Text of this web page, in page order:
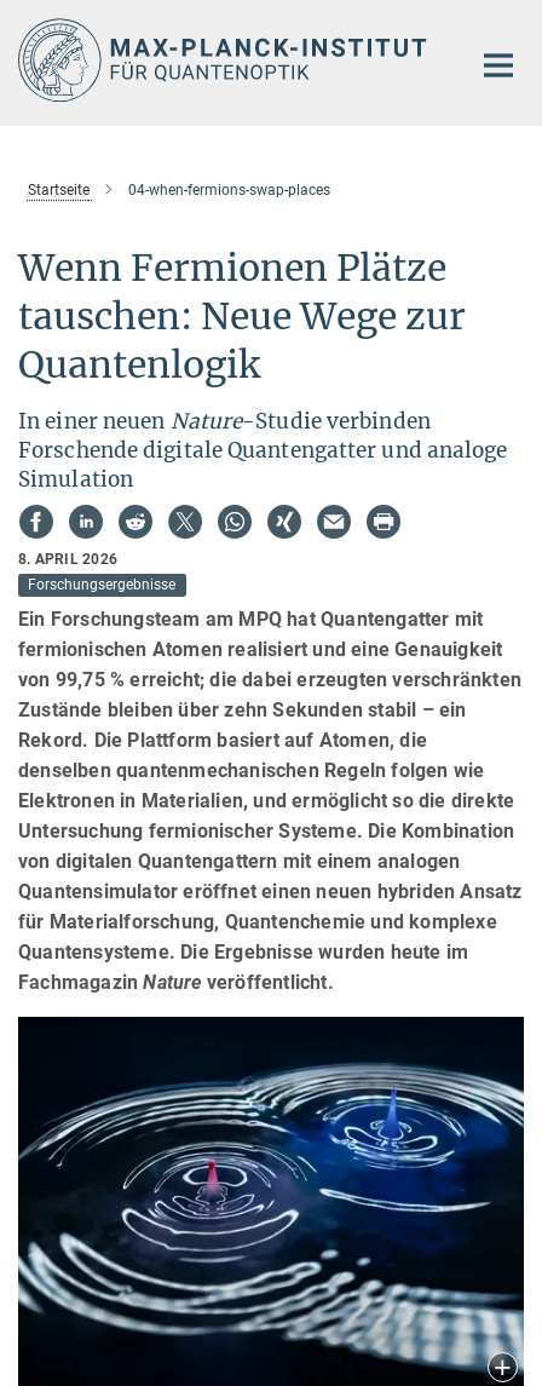
Hauptinhalt
Startseite 04-when-fermions-swap-places
Wenn Fermionen Plätze
tauschen: Neue Wege zur
Quantenlogik
In einer neuen Nature-Studie verbinden
Forschende digitale Quantengatter und analoge
Simulation
8. APRIL 2026
Forschungsergebnisse
Ein Forschungsteam am MPQ hat Quantengatter mit
fermionischen Atomen realisiert und eine Genauigkeit
von 99,75 % erreicht; die dabei erzeugten verschränkten
Zustände bleiben über zehn Sekunden stabil – ein
Rekord. Die Plattform basiert auf Atomen, die
denselben quantenmechanischen Regeln folgen wie
Elektronen in Materialien, und ermöglicht so die direkte
Untersuchung fermionischer Systeme. Die Kombination
von digitalen Quantengattern mit einem analogen
Quantensimulator eröffnet einen neuen hybriden Ansatz
für Materialforschung, Quantenchemie und komplexe
Quantensysteme. Die Ergebnisse wurden heute im
FachmagazinNature veröffentlicht.